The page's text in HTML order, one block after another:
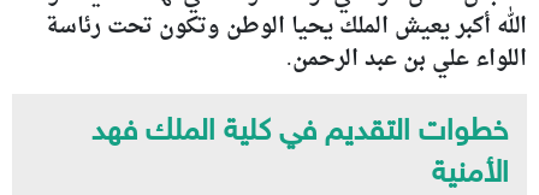
الله أكبر يعيش الملك يحيا الوطن وتكون تحت رئاسة
اللواء علي بن عبد الرحمن.
خطوات التقديم في كلية الملك فهد
الأمنية